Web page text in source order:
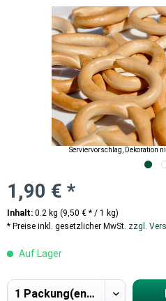
Serviervorschlag, Dekoration
1,90 € *
Inhalt: 0.2 kg (9,50 € * / 1 kg)
* Preise inkl. gesetzlicher MwSt. zzgl.
Auf Lager